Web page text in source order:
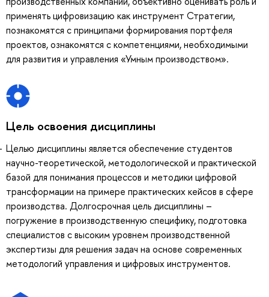
применять цифровизацию как инструмент Стратегии,
познакомятся с принципами формирования портфеля
проектов, ознакомятся с компетенциями, необходимыми
для развития и управления «Умным производством».
Цель освоения дисциплины
Целью дисциплины является обеспечение студентов
научно-теоретической, методологической и практической
базой для понимания процессов и методики цифровой
трансформации на примере практических кейсов в сфере
производства. Долгосрочная цель дисциплины –
погружение в производственную специфику, подготовка
специалистов с высоким уровнем производственной
экспертизы для решения задач на основе современных
методологий управления и цифровых инструментов.